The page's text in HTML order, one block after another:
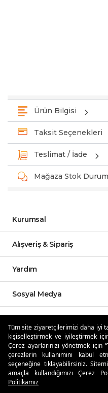
Tüm site ziyaretçilerimizi daha iyi
kişiselleştirmek ve iyileştirmek
Çerez ayarlarınızı yönetmek için
çerezlerin kullanımını kabul
seçeneğine tıklayabilirsiniz.
amaçla kullandığımızı Çerez
Politikamız
Ürün Bilgisi
Taksit Seçenekleri
Teslimat / İade
Mağaza Stok
Kurumsal
Alışveriş & Sipariş
Yardım
Sosyal Medya
Özdilekteyim'de Taksit
Güvenli Alışveriş